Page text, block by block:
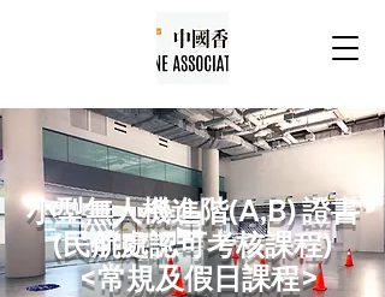
小型無人機進階(A,B) 證書
(民航處認可考核課程)
<常規及假日課程>